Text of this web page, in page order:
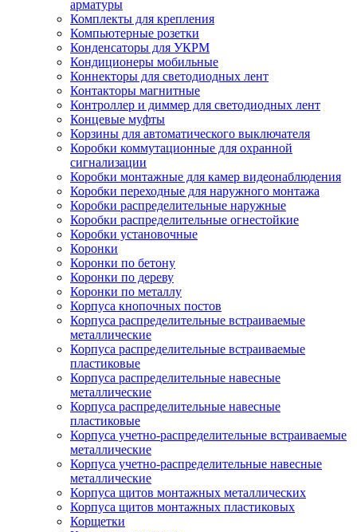
арматуры
Комплекты для крепления
Компьютерные розетки
Конденсаторы для УКРМ
Кондиционеры мобильные
Коннекторы для светодиодных лент
Контакторы магнитные
Контроллер и диммер для светодиодных лент
Концевые муфты
Корзины для автоматического выключателя
Коробки коммутационные для охранной
сигнализации
Коробки монтажные для камер видеонаблюдения
Коробки переходные для наружного монтажа
Коробки распределительные наружные
Коробки распределительные огнестойкие
Коробки установочные
Коронки
Коронки по бетону
Коронки по дереву
Коронки по металлу
Корпуса кнопочных постов
Корпуса распределительные встраиваемые
металлические
Корпуса распределительные встраиваемые
пластиковые
Корпуса распределительные навесные
металлические
Корпуса распределительные навесные
пластиковые
Корпуса учетно-распределительные встраиваемые
металлические
Корпуса учетно-распределительные навесные
металлические
Корпуса щитов монтажных металлических
Корпуса щитов монтажных пластиковых
Корщетки